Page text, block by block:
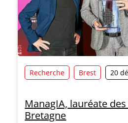
Recherche Brest 20
ManagIA, lauréate
Bretagne